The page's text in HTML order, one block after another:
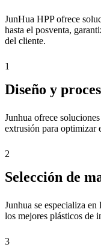
JunHua HPP ofrece
hasta el posventa,
del cliente.
1
Diseño y
Junhua ofrece
extrusión para optimizar
2
Selección de
Junhua se especializa
los mejores plásticos de
3